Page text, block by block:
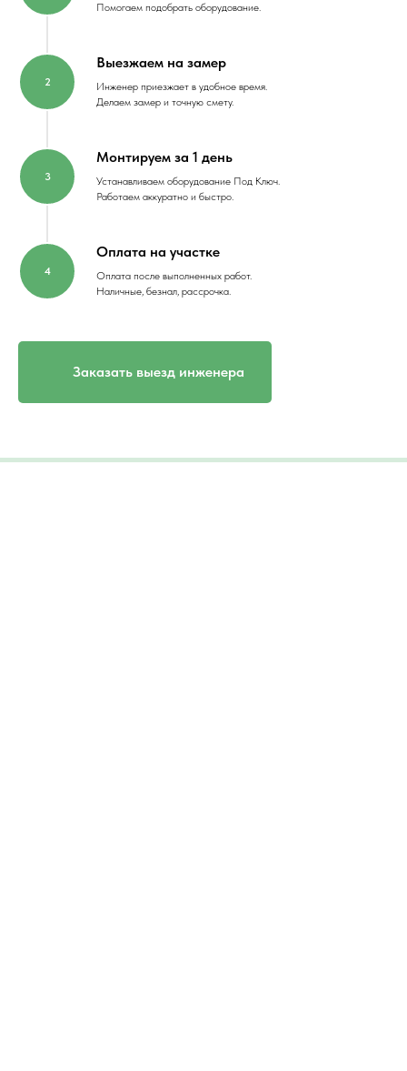
Помогаем подобрать оборудование.
Выезжаем на замер
Инженер приезжает в удобное время.
Делаем замер и точную смету.
Монтируем за 1 день
Устанавливаем оборудование Под Ключ.
Работаем аккуратно и быстро.
Оплата на участке
Оплата после выполненных работ.
Наличные, безнал, рассрочка.
Заказать выезд инженера